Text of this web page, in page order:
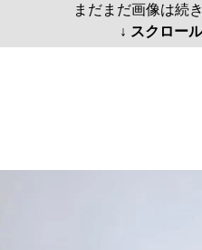
まだまだ画像は続
↓ スクロー